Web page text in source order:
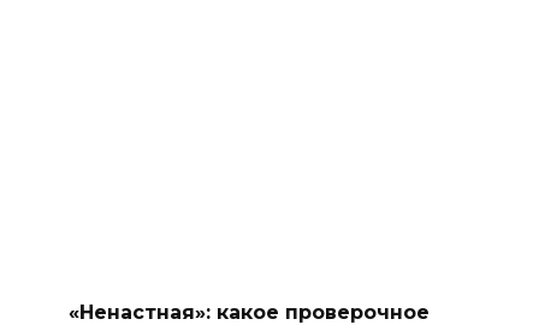
«Ненастная»: какое проверочное